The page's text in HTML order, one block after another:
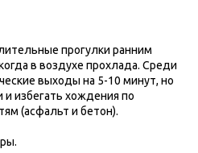
прогулки ранним
в воздухе прохлада. Среди
выходы на 5-10 минут, но
и избегать хождения по
(асфальт и бетон).